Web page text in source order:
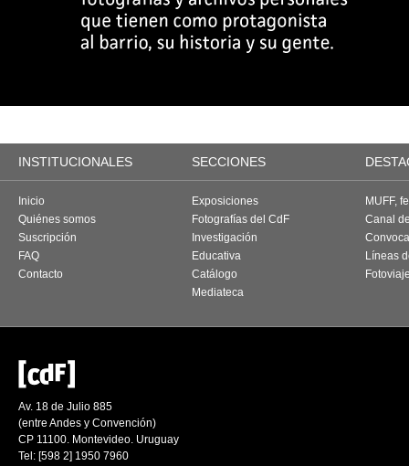
INSTITUCIONALES SECCIONES
Inicio
Quiénes somos
Suscripción
FAQ
Contacto
Exposiciones
Fotografías del CdF
Investigación
Educativa
Catálogo
Mediateca
MUFF,
Canal
Líneas
Av. 18 de Julio 885
(entre Andes y Convención)
CP 11100. Montevideo. Uruguay
Tel: [598 2] 1950 7960